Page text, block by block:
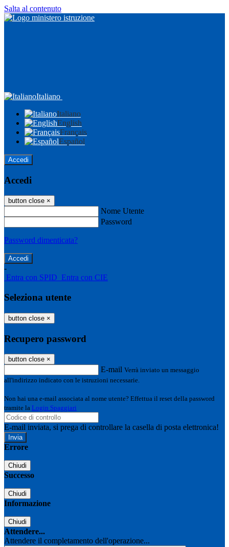
Salta al contenuto
Italiano
Italiano
English
Français
Español
Accedi
Accedi
button close ×
Nome Utente
Password
Password dimenticata?
-
Entra con SPID Entra con CIE
Seleziona utente
button close ×
Recupero password
button close ×
E-mail Verrà inviato un messaggio
all'indirizzo indicato con le istruzioni necessarie.
Non hai una e-mail associata al nome utente? Effettua il reset della password
tramite la Login Spaggiari
E-mail inviata, si prega di controllare la casella di posta elettronica!
Errore
Chiudi
Successo
Chiudi
Informazione
Chiudi
Attendere...
Attendere il completamento dell'operazione...